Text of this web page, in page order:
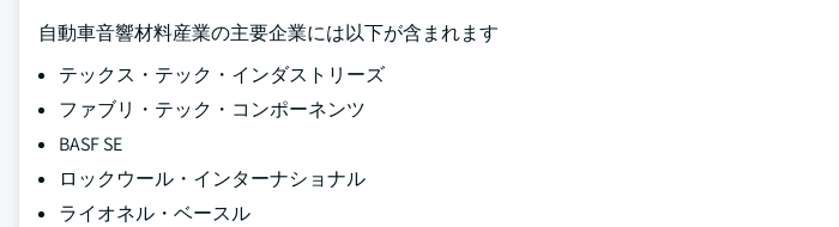
自動車音響材料産業の主要企業には以下が含まれます
テックス・テック・インダストリーズ
ファブリ・テック・コンポーネンツ
BASF SE
ロックウール・インターナショナル
ライオネル・ベースル